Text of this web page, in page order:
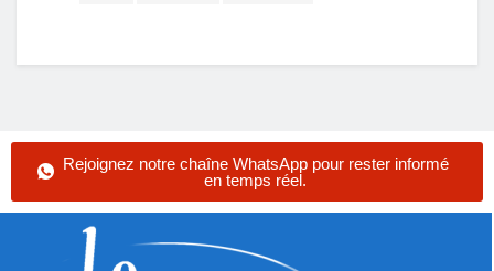
Rejoignez notre chaîne WhatsApp pour rester informé
en temps réel.